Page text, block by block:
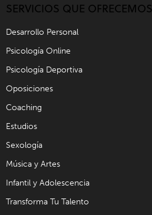
SERVICIOS QUE OFRECEMOS
Desarrollo Personal
Psicología Online
Psicología Deportiva
Oposiciones
Coaching
Estudios
Sexología
Música y Artes
Infantil y Adolescencia
Transforma Tu Talento